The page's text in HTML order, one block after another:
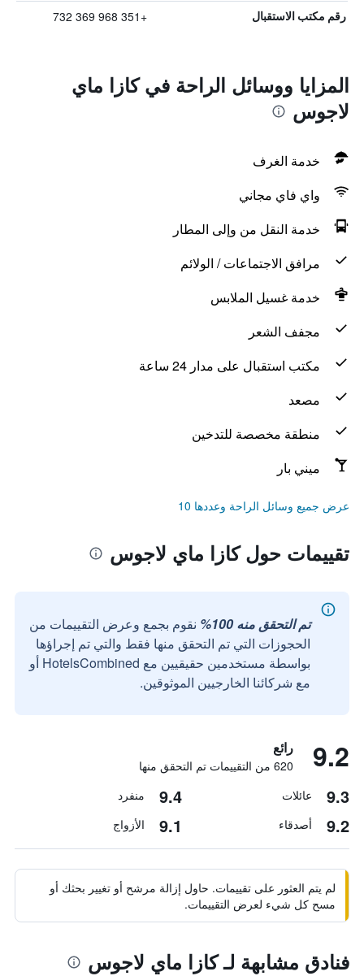
رقم مكتب الاستقبال +351 968 369 732
المزايا ووسائل الراحة في كازا ماي
لاجوس
خدمة الغرف
واي فاي مجاني
خدمة النقل من وإلى المطار
مرافق الاجتماعات / الولائم
خدمة غسيل الملابس
مجفف الشعر
مكتب استقبال على مدار 24 ساعة
مصعد
منطقة مخصصة للتدخين
ميني بار
عرض جميع وسائل الراحة وعددها 10
تقييمات حول كازا ماي لاجوس
تم التحقق منه 100%
نقوم بجمع وعرض التقييمات من
الحجوزات التي تم التحقق منها فقط والتي تم إجراؤها
بواسطة مستخدمين حقيقيين مع HotelsCombined أو
مع شركائنا الخارجيين الموثوقين.
9.2 رائع
620 من التقييمات تم التحقق منها
9.3 عائلات 9.4 منفرد
9.2 أصدقاء 9.1 الأزواج
لم يتم العثور على تقييمات. حاول إزالة مرشح أو تغيير بحثك أو
مسح كل شيء لعرض التقييمات.
فنادق مشابهة لـ كازا ماي لاجوس